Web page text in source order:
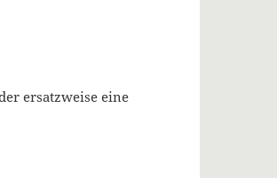
ersatzweise eine